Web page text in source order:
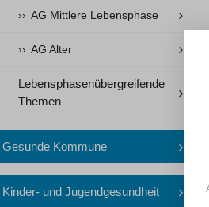
AG Mittlere Lebensphase
AG Alter
Lebensphasenübergreifende
Themen
Gesunde Kommune
Kinder- und Jugendgesundheit